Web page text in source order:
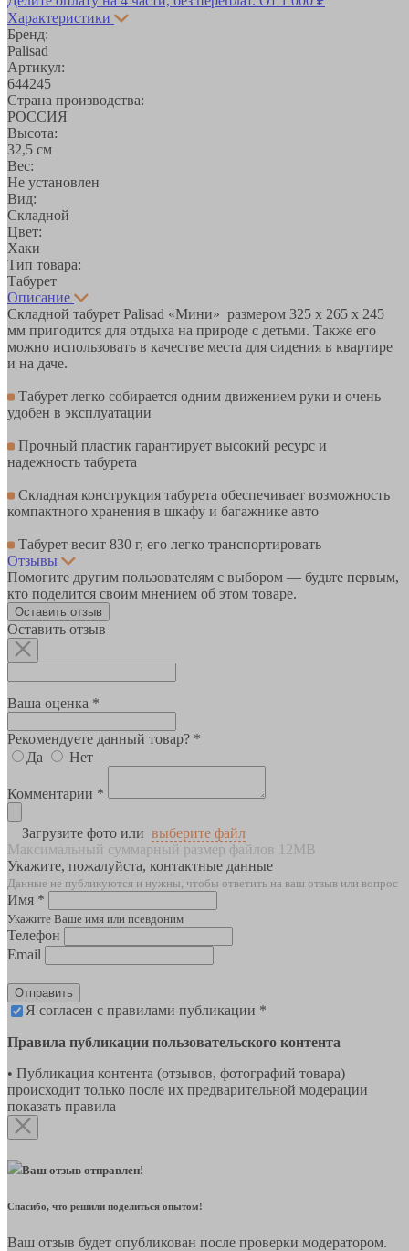
Характеристики
Бренд:
Palisad
Артикул:
644245
Страна производства:
РОССИЯ
Высота:
32,5 см
Вес:
Не установлен
Вид:
Складной
Цвет:
Хаки
Тип товара:
Табурет
Описание
Складной табурет Palisad «Мини» размером 325 х 265 х 245
мм пригодится для отдыха на природе с детьми. Также его
можно использовать в качестве места для сидения в квартире
и на даче.
Табурет легко собирается одним движением руки и очень
удобен в эксплуатации
Прочный пластик гарантирует высокий ресурс и
надежность табурета
Складная конструкция табурета обеспечивает возможность
компактного хранения в шкафу и багажнике авто
Табурет весит 830 г, его легко транспортировать
Отзывы
Помогите другим пользователям с выбором — будьте первым,
кто поделится своим мнением об этом товаре.
Оставить отзыв
Оставить отзыв
Ваша оценка *
Рекомендуете данный товар? *
Да
Нет
Комментарии *
Загрузите фото или выберите файл
Максимальный суммарный размер файлов 12MB
Укажите, пожалуйста, контактные данные
Данные не публикуются и нужны, чтобы ответить на ваш отзыв или вопрос
Имя *
Укажите Ваше имя или псевдоним
Телефон
Email
Отправить
Я согласен с правилами публикации *
Правила публикации пользовательского контента
• Публикация контента (отзывов, фотографий товара)
происходит только после их предварительной модерации
показать правила
Ваш отзыв отправлен!
Спасибо, что решили поделиться опытом!
Ваш отзыв будет опубликован после проверки модератором.